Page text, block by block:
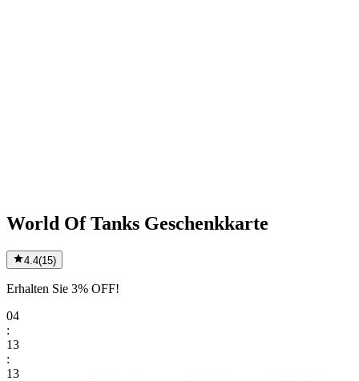
World Of Tanks Geschenkkarte
4.4(15)
Erhalten Sie 3% OFF!
04
:
13
:
13